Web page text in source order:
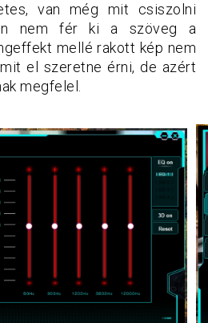
van még mit csiszolni
nem fér ki a szöveg a
mellé rakott kép nem
el szeretne érni, de azért
megfelel.